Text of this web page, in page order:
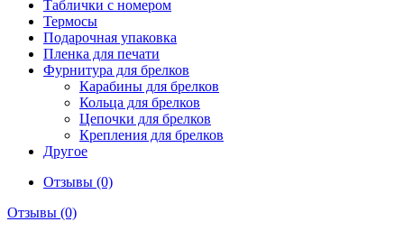
Таблички с номером
Термосы
Подарочная упаковка
Пленка для печати
Фурнитура для брелков
Карабины для брелков
Кольца для брелков
Цепочки для брелков
Крепления для брелков
Другое
Отзывы (0)
Отзывы (0)